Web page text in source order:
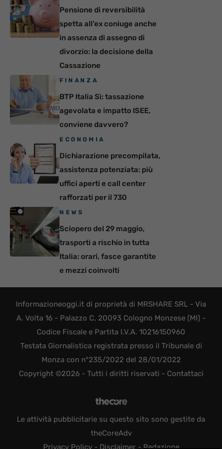
Pensione di reversibilità
spetta all’ex coniuge anche
in assenza di assegno di
divorzio: la decisione della
Cassazione
FINANZA
BTP Italia Sì: tassazione
agevolata e impatto ISEE,
conviene davvero?
ECONOMIA
Dichiarazione precompilata,
assistenza potenziata: più
uffici aperti e call center
rafforzati per il 730
NEWS
Sciopero del 29 maggio,
trasporti a rischio in tutta
Italia: orari, fasce garantite
e mezzi coinvolti
Informazioneoggi.it di proprietà di MRSHARE SRL - Via
A. Volta 16 - Palazzo C, 20093 Cologno Monzese (MI) -
Codice Fiscale e Partita I.V.A. 10216150960
Testata Giornalistica registrata presso il Tribunale di
Monza con n°235/2022 del 28/01/2022
Copyright ©2026 - Tutti i diritti riservati - Contattaci
Le attività pubblicitarie su questo sito sono gestite da
theCoreAdv
Privacy Policy- Disclaimer- Redazione